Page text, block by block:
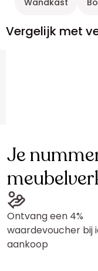
Wandkast
Vergelijk met
Je
Ontvang een 4%
waardevoucher bij
aankoop